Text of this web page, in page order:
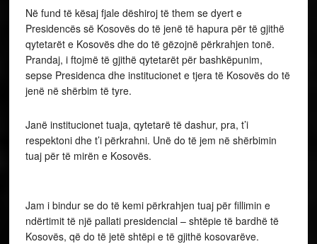
Në fund të kësaj fjale dëshiroj të them se dyert e
Presidencës së Kosovës do të jenë të hapura për të gjithë
qytetarët e Kosovës dhe do të gëzojnë përkrahjen tonë.
Prandaj, i ftojmë të gjithë qytetarët për bashkëpunim,
sepse Presidenca dhe institucionet e tjera të Kosovës do të
jenë në shërbim të tyre.
Janë institucionet tuaja, qytetarë të dashur, pra, t’i
respektoni dhe t’i përkrahni. Unë do të jem në shërbimin
tuaj për të mirën e Kosovës.
Jam i bindur se do të kemi përkrahjen tuaj për fillimin e
ndërtimit të një pallati presidencial – shtëpie të bardhë të
Kosovës, që do të jetë shtëpi e të gjithë kosovarëve.